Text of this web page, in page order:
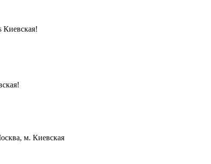
м. Киевская